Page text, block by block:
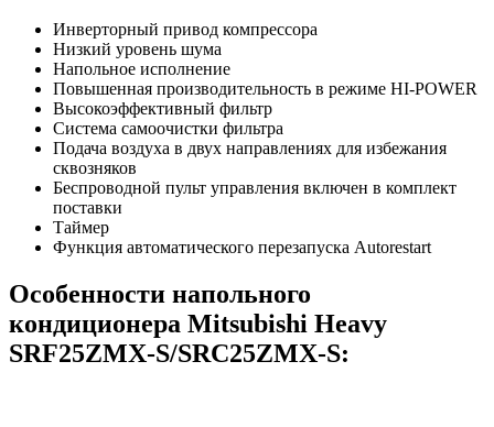
Инверторный привод компрессора
Низкий уровень шума
Напольное исполнение
Повышенная производительность в режиме HI-POWER
Высокоэффективный фильтр
Система самоочистки фильтра
Подача воздуха в двух направлениях для избежания
сквозняков
Беспроводной пульт управления включен в комплект
поставки
Таймер
Функция автоматического перезапуска Autorestart
Особенности напольного
кондиционера Mitsubishi Heavy
SRF25ZMX-S/SRC25ZMX-S: